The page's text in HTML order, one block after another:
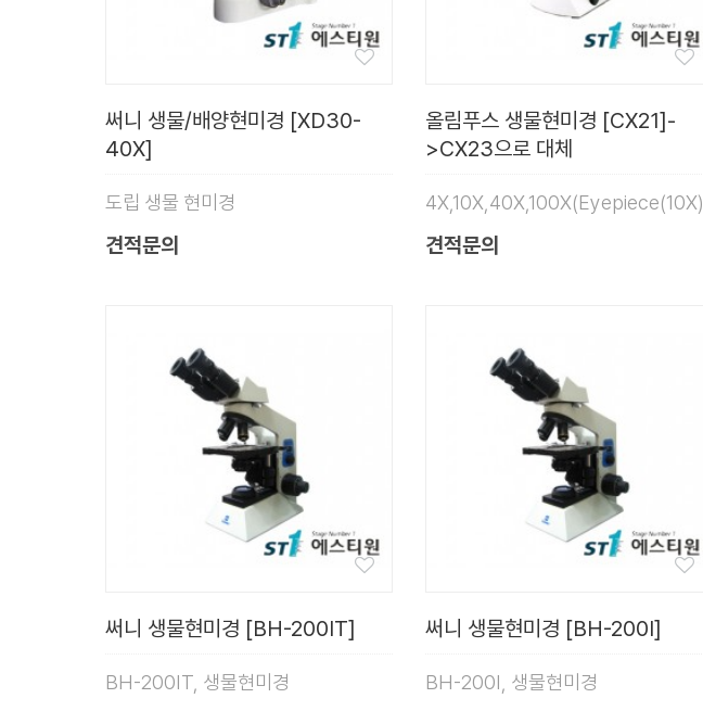
써니 생물/배양현미경 [XD30-
40X]
도립 생물 현미경
견적문의
올림푸스 생물현미경 [CX21]-
>CX23으로 대체
4X,10X,40X,100X(Eyepiece(10X)
견적문의
써니 생물현미경 [BH-200IT]
BH-200IT, 생물현미경
써니 생물현미경 [BH-200I]
BH-200I, 생물현미경